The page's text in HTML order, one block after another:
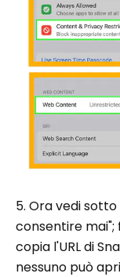
5. Ora vedi
consentire mai";
copia l'URL di
nessuno può